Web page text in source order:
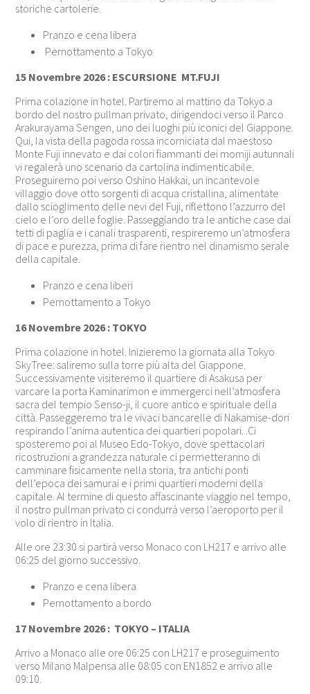
storiche cartolerie.
Pranzo e cena libera
Pernottamento a Tokyo
15 Novembre 2026 : ESCURSIONE MT.FUJI
Prima colazione in hotel. Partiremo al mattino da Tokyo a
bordo del nostro pullman privato, dirigendoci verso il Parco
Arakurayama Sengen, uno dei luoghi più iconici del Giappone.
Qui, la vista della pagoda rossa incorniciata dal maestoso
Monte Fuji innevato e dai colori fiammanti dei momiji autunnali
vi regalerà uno scenario da cartolina indimenticabile.
Proseguiremo poi verso Oshino Hakkai, un incantevole
villaggio dove otto sorgenti di acqua cristallina, alimentate
dallo scioglimento delle nevi del Fuji, riflettono l’azzurro del
cielo e l’oro delle foglie. Passeggiando tra le antiche case dai
tetti di paglia e i canali trasparenti, respireremo un’atmosfera
di pace e purezza, prima di fare rientro nel dinamismo serale
della capitale.
Pranzo e cena liberi
Pernottamento a Tokyo
16 Novembre 2026 : TOKYO
Prima colazione in hotel. Inizieremo la giornata alla Tokyo
SkyTree: saliremo sulla torre più alta del Giappone.
Successivamente visiteremo il quartiere di Asakusa per
varcare la porta Kaminarimon e immergerci nell’atmosfera
sacra del tempio Senso-ji, il cuore antico e spirituale della
città. Passeggeremo tra le vivaci bancarelle di Nakamise-dori
respirando l’anima autentica dei quartieri popolari. .Ci
sposteremo poi al Museo Edo-Tokyo, dove spettacolari
ricostruzioni a grandezza naturale ci permetteranno di
camminare fisicamente nella storia, tra antichi ponti
dell’epoca dei samurai e i primi quartieri moderni della
capitale. Al termine di questo affascinante viaggio nel tempo,
il nostro pullman privato ci condurrà verso l’aeroporto per il
volo di rientro in Italia.
Alle ore 23:30 si partirà verso Monaco con LH217 e arrivo alle
06:25 del giorno successivo.
Pranzo e cena libera
Pernottamento a bordo
17 Novembre 2026 : TOKYO – ITALIA
Arrivo a Monaco alle ore 06:25 con LH217 e proseguimento
verso Milano Malpensa alle 08:05 con EN1852 e arrivo alle
09:10.